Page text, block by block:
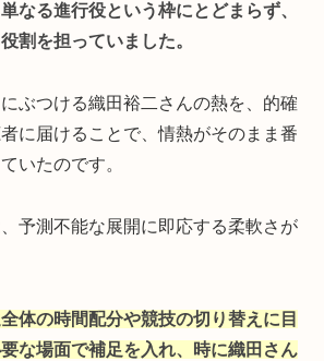
単なる進行役という枠にとどまらず、
割を担っていました。
ぶつける織田裕二さんの熱を、的確
に届けることで、情熱がそのまま番
いたのです。
予測不能な展開に即応する柔軟さが
体の時間配分や競技の切り替えに目
な場面で補足を入れ、時に織田さん